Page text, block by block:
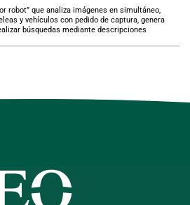
robot” que analiza imágenes en simultáneo,
y vehículos con pedido de captura, genera
búsquedas mediante descripciones